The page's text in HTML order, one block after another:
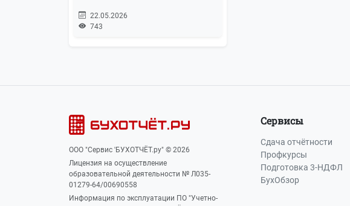
22.05.2026
743
ООО "Сервис 'БУХОТЧЁТ.ру" © 2026
Лицензия на осуществление
образовательной деятельности № Л035-
01279-64/00690558
Информация по эксплуатации ПО "Учетно-
Сервисы
Сдача отчётности
Профкурсы
Подготовка 3-НДФЛ
БухОбзор